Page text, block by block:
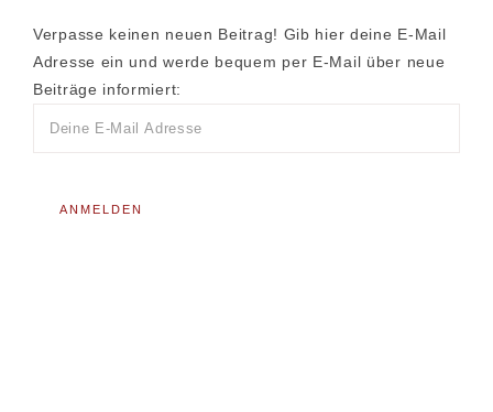
Verpasse keinen neuen Beitrag! Gib hier deine E-Mail
Adresse ein und werde bequem per E-Mail über neue
Beiträge informiert: